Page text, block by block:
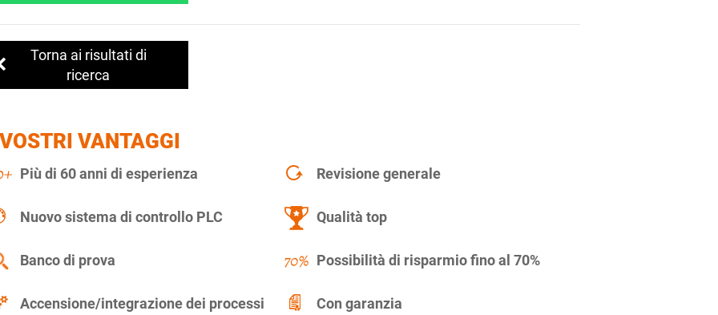
Torna ai risultati di
ricerca
VANTAGGI
Più di 60 anni di esperienza Revisione generale
Nuovo sistema di controllo PLC Qualità top
Banco di prova Possibilità di risparmio fino al 70%
Accensione/integrazione dei processi Con garanzia